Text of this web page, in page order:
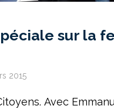
sur la
2015
Avec